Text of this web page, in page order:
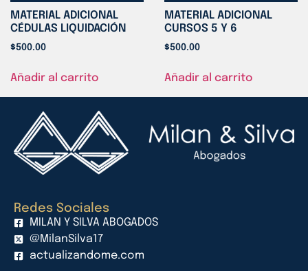
MATERIAL ADICIONAL
CÉDULAS LIQUIDACIÓN
$500.00
Añadir al carrito
MATERIAL ADICIONAL
CURSOS 5 Y 6
$500.00
Añadir al carrito
Redes Sociales
MILAN Y SILVA ABOGADOS
@MilanSilva17
actualizandome.com